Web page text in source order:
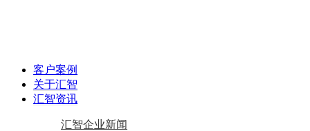
客户案例
关于汇智
汇智资讯
汇智企业新闻